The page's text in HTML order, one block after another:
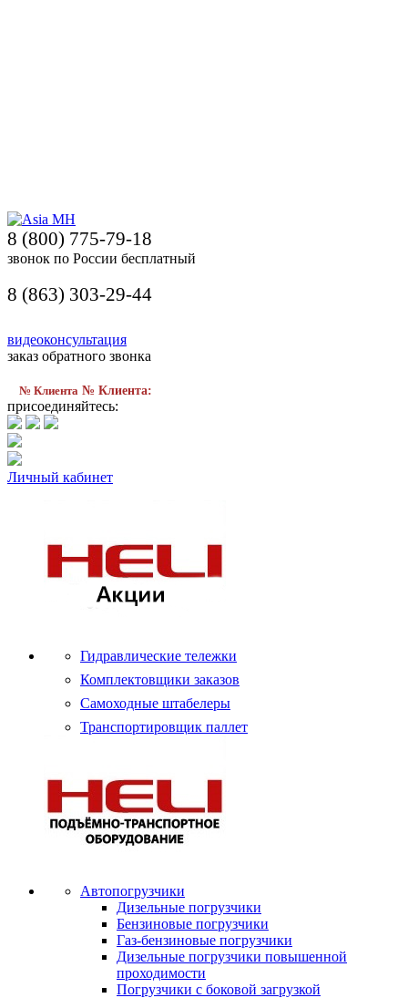
8 (800) 775-79-18
звонок по России бесплатный
8 (863) 303-29-44
видеоконсультация
заказ обратного звонка
№ Клиента № Клиента:
присоединяйтесь:
Личный кабинет
Гидравлические тележки
Комплектовщики заказов
Самоходные штабелеры
Транспортировщик паллет
Автопогрузчики
Дизельные погрузчики
Бензиновые погрузчики
Газ-бензиновые погрузчики
Дизельные погрузчики повышенной
проходимости
Погрузчики с боковой загрузкой